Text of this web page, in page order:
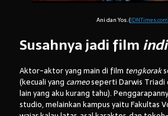
Ani dan Yos. (IDNTimes.com
Susahnya jadi film
Aktor-aktor yang main di film tengkorak
(kecuali yang cameoseperti Darwis Triadi
lain yang aku kurang tahu).
studio, melainkan kampus yaitu Fakultas